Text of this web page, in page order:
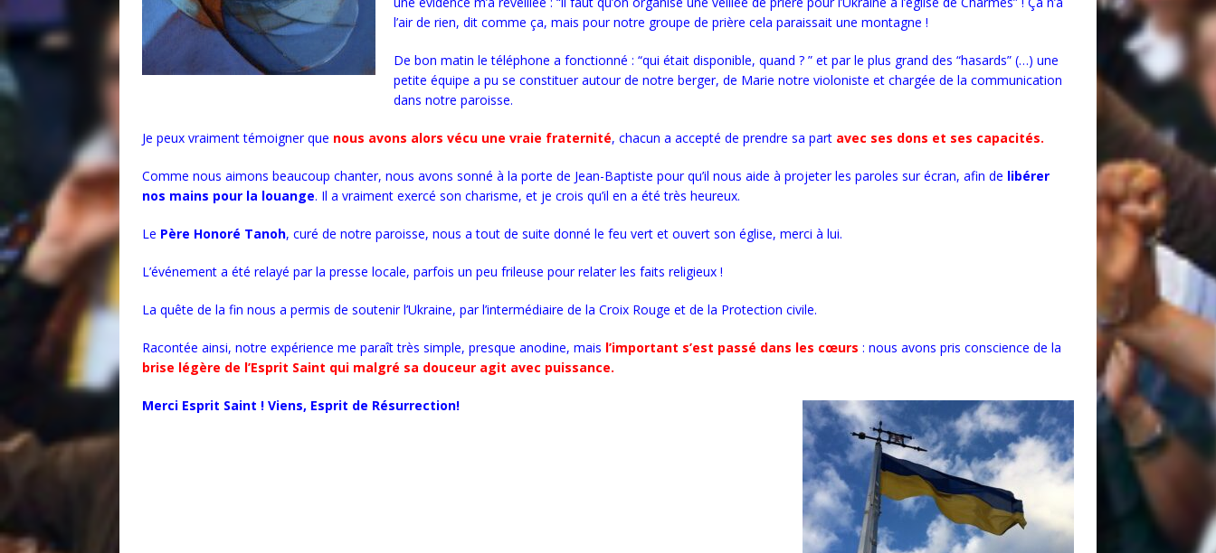
l’air de rien, dit comme ça, mais pour notre groupe de prière cela paraissait une montagne !
De bon matin le téléphone a fonctionné : “qui était disponible, quand ? ” et par le plus grand des “hasards” (…) une
petite équipe a pu se constituer autour de notre berger, de Marie notre violoniste et chargée de la communication
dans notre paroisse.
Je peux vraiment témoigner que nous avons alors vécu une vraie fraternité, chacun a accepté de prendre sa part avec ses dons et ses capacités.
Comme nous aimons beaucoup chanter, nous avons sonné à la porte de Jean-Baptiste pour qu’il nous aide à projeter les paroles sur écran, afin de libérer
nos mains pour la louange. Il a vraiment exercé son charisme, et je crois qu’il en a été très heureux.
Le Père Honoré Tanoh, curé de notre paroisse, nous a tout de suite donné le feu vert et ouvert son église, merci à lui.
L’événement a été relayé par la presse locale, parfois un peu frileuse pour relater les faits religieux !
La quête de la fin nous a permis de soutenir l’Ukraine, par l’intermédiaire de la Croix Rouge et de la Protection civile.
Racontée ainsi, notre expérience me paraît très simple, presque anodine, mais l’important s’est passé dans les cœurs : nous avons pris conscience de la
brise légère de l’Esprit Saint qui malgré sa douceur agit avec puissance.
Merci Esprit Saint ! Viens, Esprit de Résurrection!